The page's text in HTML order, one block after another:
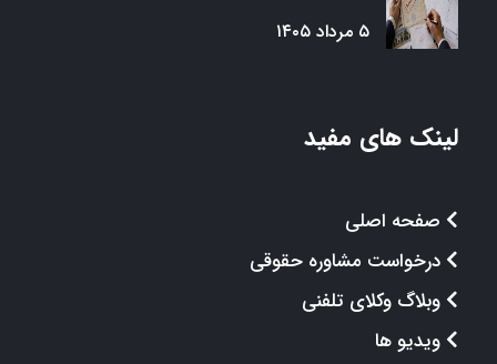
۵ مرداد ۱۴۰۵
لینک های مفید
صفحه اصلی
درخواست مشاوره حقوقی
وبلاگ وکلای تلفنی
ویدیو ها